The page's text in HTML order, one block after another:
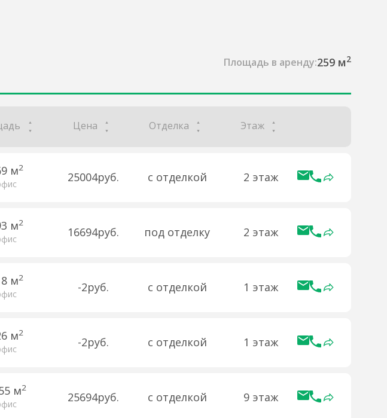
Площадь в аренду:259 м2
Цена Отделка Этаж
м2
25004руб. с отделкой 2 этаж
м2
16694руб. под отделку 2 этаж
м2
-2руб. с отделкой 1 этаж
м2
-2руб. с отделкой 1 этаж
м2
25694руб. с отделкой 9 этаж